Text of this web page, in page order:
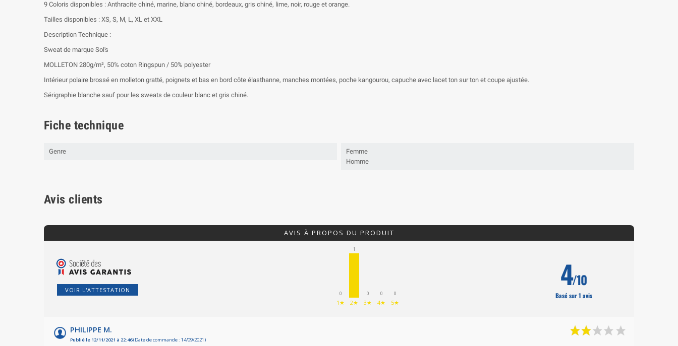
9 Coloris disponibles : Anthracite chiné, marine, blanc chiné, bordeaux, gris chiné, lime, noir, rouge et orange.
Tailles disponibles : XS, S, M, L, XL et XXL
Description Technique :
Sweat de marque Sol's
MOLLETON 280g/m², 50% coton Ringspun / 50% polyester
Intérieur polaire brossé en molleton gratté, poignets et bas en bord côte élasthanne, manches montées, poche kangourou, capuche avec lacet ton sur ton et coupe ajustée.
Sérigraphie blanche sauf pour les sweats de couleur blanc et gris chiné.
Fiche technique
Genre
Femme
Homme
Avis clients
AVIS À PROPOS DU PRODUIT
VOIR L'ATTESTATION 0
1★
1
2★
0
3★
0
4★
0
5★
4/10
Basé sur 1 avis
PHILIPPE M.
Publié le 12/11/2021 à 22:46(Date de commande : 14/09/2021)